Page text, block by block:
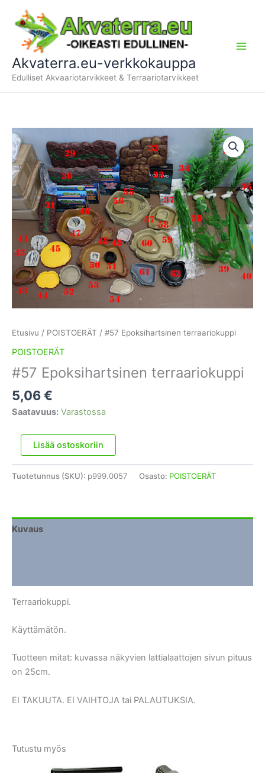
sisältöön
Akvaterra.eu-verkkokauppa
Edulliset Akvaariotarvikkeet & Terraariotarvikkeet
Etusivu / POISTOERÄT / #57 Epoksihartsinen terraariokuppi
POISTOERÄT
#57 Epoksihartsinen terraariokuppi
5,06€
Saatavuus: Varastossa
Epoksihartsinen
Lisää ostoskoriin
Tuotetunnus (SKU): p999.0057 Osasto: POISTOERÄT
Kuvaus
Terraariokuppi.
Käyttämätön.
Tuotteen mitat: kuvassa näkyvien lattialaattojen sivun pituus
on 25cm.
EI TAKUUTA. EI VAIHTOJA tai PALAUTUKSIA.
Tutustu myös